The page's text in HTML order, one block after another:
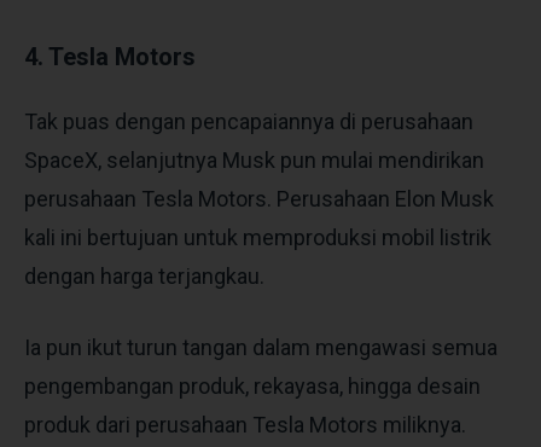
4. Tesla Motors
Tak puas dengan pencapaiannya di perusahaan
SpaceX, selanjutnya Musk pun mulai mendirikan
perusahaan Tesla Motors. Perusahaan Elon Musk
kali ini bertujuan untuk memproduksi mobil listrik
dengan harga terjangkau.
Ia pun ikut turun tangan dalam mengawasi semua
pengembangan produk, rekayasa, hingga desain
produk dari perusahaan Tesla Motors miliknya.